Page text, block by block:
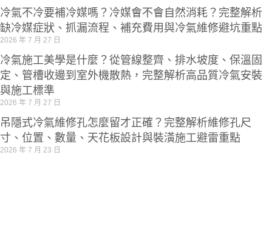
冷氣不冷要補冷媒嗎？冷媒會不會自然消耗？完整解析
缺冷媒症狀、抓漏流程、補充費用與冷氣維修避坑重點
2026 年 7 月 27 日
冷氣施工美學是什麼？從管線整齊、排水坡度、保溫固
定、管槽收邊到室外機散熱，完整解析高品質冷氣安裝
與施工標準
2026 年 7 月 27 日
吊隱式冷氣維修孔怎麼留才正確？完整解析維修孔尺
寸、位置、數量、天花板設計與裝潢施工避雷重點
2026 年 7 月 23 日